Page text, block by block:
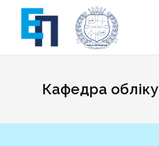
content
Кафедра обліку